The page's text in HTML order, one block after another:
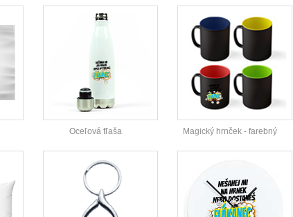
Oceľová fľaša Magický hrnček - farebný